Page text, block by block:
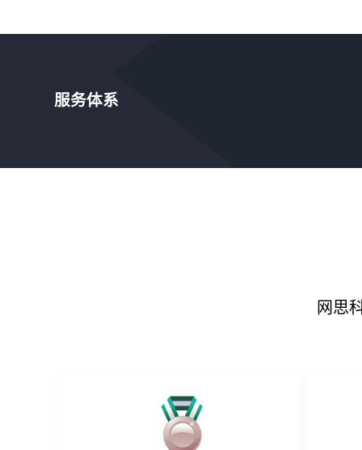
服务体系
网思